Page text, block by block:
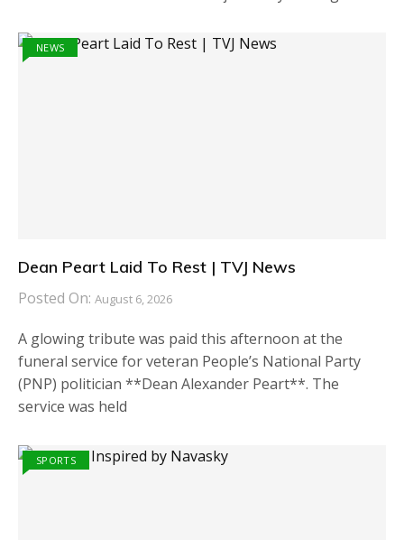
NEWS
Dean Peart Laid To Rest | TVJ News
Posted On: August 6, 2026
A glowing tribute was paid this afternoon at the
funeral service for veteran People’s National Party
(PNP) politician **Dean Alexander Peart**. The
service was held
SPORTS